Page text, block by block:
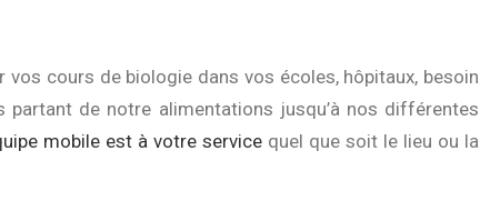
vos cours de biologie dans vos écoles, hôpitaux, besoin
de notre alimentations jusqu’à nos différentes
mobile est à votre service quel que soit le lieu ou la